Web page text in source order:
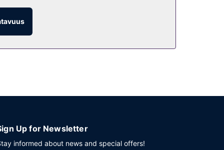
mannermainen aamiainen tarjotaan
Up for Newsletter
informed about news and special offers!